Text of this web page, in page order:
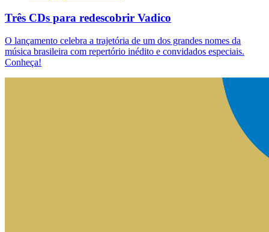
Três CDs para redescobrir Vadico
O lançamento celebra a trajetória de um dos grandes nomes da
música brasileira com repertório inédito e convidados especiais.
Conheça!